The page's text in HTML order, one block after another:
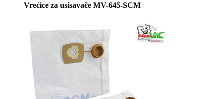
Vrećice za usisavače MV-645-SCM